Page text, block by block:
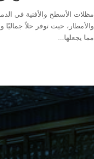
مظلات الأسطح والأفنية في
والأمطار، حيث توفر حلاً جماليًا
مما يجعلها...